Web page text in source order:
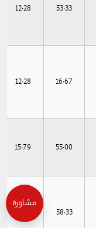
53.33
12.28
16.67
12.28
55.00
15.79
58.33
14.04
مشاوره